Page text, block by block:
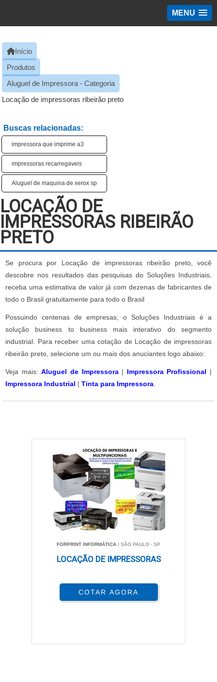
MENU
Início
Produtos
Aluguel de Impressora - Categoria
Locação de impressoras ribeirão preto
Buscas relacionadas:
impressora que imprime a3​
impressoras recarregaveis​
Aluguel de maquina de xerox sp
LOCAÇÃO DE
IMPRESSORAS RIBEIRÃO
PRETO
Se procura por Locação de impressoras ribeirão preto, você
descobre nos resultados das pesquisas do Soluções Industriais,
receba uma estimativa de valor já com dezenas de fabricantes de
todo o Brasil gratuitamente para todo o Brasil
Possuindo centenas de empresas, o Soluções Industriais é a
solução business to business mais interativo do segmento
industrial. Para receber uma cotação de Locação de impressoras
ribeirão preto, selecione um ou mais dos anuciantes logo abaixo:
Veja mais:Aluguel de Impressora| Impressora Profissional |
Impressora Industrial | Tinta para Impressora
FORPRINT INFORMÁTICA / SÃO PAULO - SP
LOCAÇÃO DE IMPRESSORAS
COTAR AGORA